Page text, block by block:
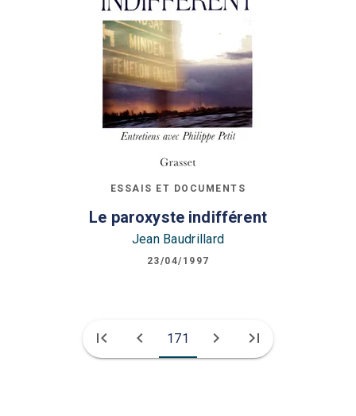
ESSAIS ET DOCUMENTS
Le paroxyste indifférent
Jean Baudrillard
23/04/1997
first_page chevron_left 171 chevron_right last_page